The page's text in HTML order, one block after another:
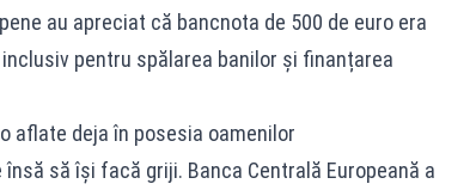
au apreciat că bancnota de 500 de euro era
pentru spălarea banilor și finanțarea
aflate deja în posesia oamenilor
să își facă griji. Banca Centrală Europeană a